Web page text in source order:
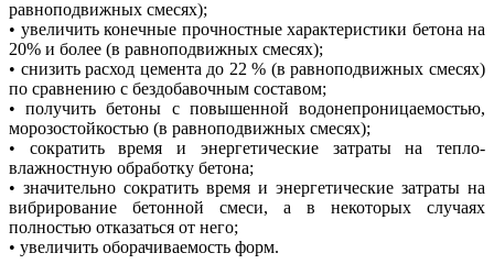
равноподвижных смесях);
• увеличить конечные прочностные характеристики бетона на
20% и более (в равноподвижных смесях);
• снизить расход цемента до 22 % (в равноподвижных смесях)
по сравнению с бездобавочным составом;
• получить бетоны с повышенной водонепроницаемостью,
морозостойкостью (в равноподвижных смесях);
• сократить время и энергетические затраты на тепло-
влажностную обработку бетона;
• значительно сократить время и энергетические затраты на
вибрирование бетонной смеси, а в некоторых случаях
полностью отказаться от него;
• увеличить оборачиваемость форм.